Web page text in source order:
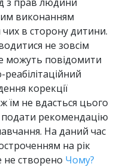
виконанням
в сторону дитини.
не зовсім
можуть повідомити
корекції
їм не вдасться цього
рекомендацію
На даний час
на рік
не створено Чому?